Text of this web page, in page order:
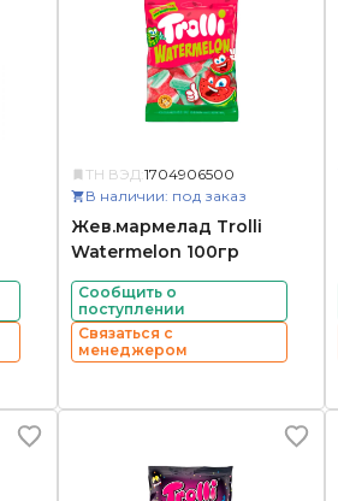
ТН ВЭД: 1704906500
В наличии: под заказ
Жев.мармелад Trolli
Watermelon 100гр
Сообщить о
поступлении
Связаться с
менеджером